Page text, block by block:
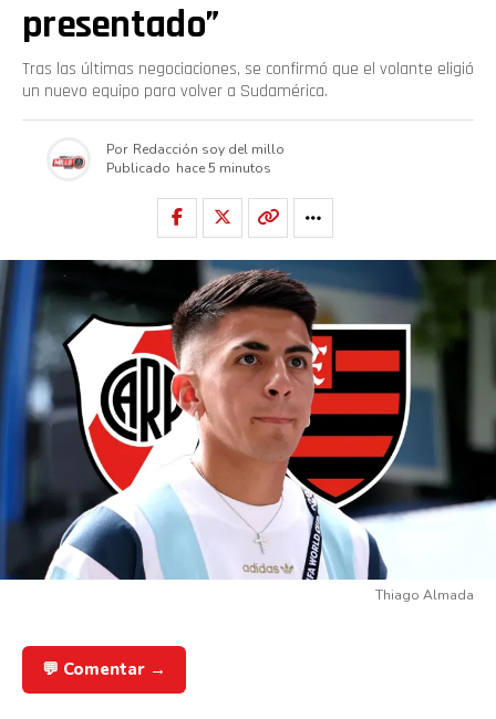
presentado”
Tras las últimas negociaciones, se confirmó que el volante eligió
un nuevo equipo para volver a Sudamérica.
Por Redacción soy del millo
Publicado hace 5 minutos
Thiago Almada
💬 Comentar →